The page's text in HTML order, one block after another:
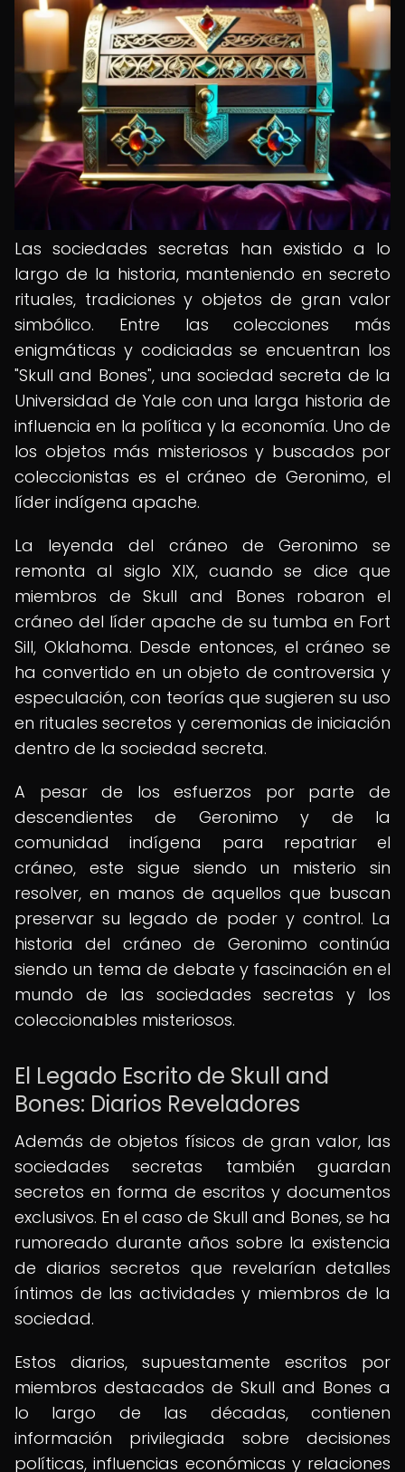
Las sociedades secretas han existido a lo
largo de la historia, manteniendo en secreto
rituales, tradiciones y objetos de gran valor
simbólico. Entre las colecciones más
enigmáticas y codiciadas se encuentran los
"Skull and Bones", una sociedad secreta de la
Universidad de Yale con una larga historia de
influencia en la política y la economía. Uno de
los objetos más misteriosos y buscados por
coleccionistas es el cráneo de Geronimo, el
líder indígena apache.
La leyenda del cráneo de Geronimo se
remonta al siglo XIX, cuando se dice que
miembros de Skull and Bones robaron el
cráneo del líder apache de su tumba en Fort
Sill, Oklahoma. Desde entonces, el cráneo se
ha convertido en un objeto de controversia y
especulación, con teorías que sugieren su uso
en rituales secretos y ceremonias de iniciación
dentro de la sociedad secreta.
A pesar de los esfuerzos por parte de
descendientes de Geronimo y de la
comunidad indígena para repatriar el
cráneo, este sigue siendo un misterio sin
resolver, en manos de aquellos que buscan
preservar su legado de poder y control. La
historia del cráneo de Geronimo continúa
siendo un tema de debate y fascinación en el
mundo de las sociedades secretas y los
coleccionables misteriosos.
El Legado Escrito de Skull and
Bones: Diarios Reveladores
Además de objetos físicos de gran valor, las
sociedades secretas también guardan
secretos en forma de escritos y documentos
exclusivos. En el caso de Skull and Bones, se ha
rumoreado durante años sobre la existencia
de diarios secretos que revelarían detalles
íntimos de las actividades y miembros de la
sociedad.
Estos diarios, supuestamente escritos por
miembros destacados de Skull and Bones a
lo largo de las décadas, contienen
información privilegiada sobre decisiones
políticas, influencias económicas y relaciones